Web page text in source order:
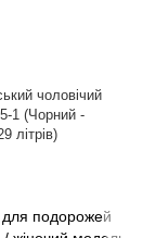
чоловічий
1 (Чорний -
літрів)